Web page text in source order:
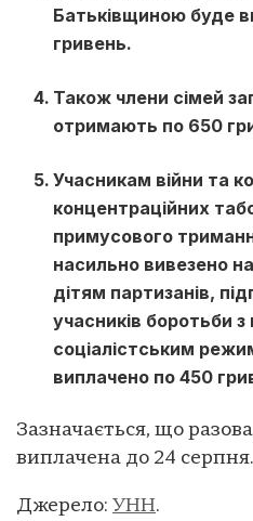
Батьківщиною буде
гривень.
Також члени сімей
отримають по 650
Учасникам війни та
концентраційних
примусового
насильно вивезено
дітям партизанів,
учасників боротьби з
соціалістським
виплачено по 450
Зазначається, що
виплачена до 24 серпня.
Джерело: УНН.